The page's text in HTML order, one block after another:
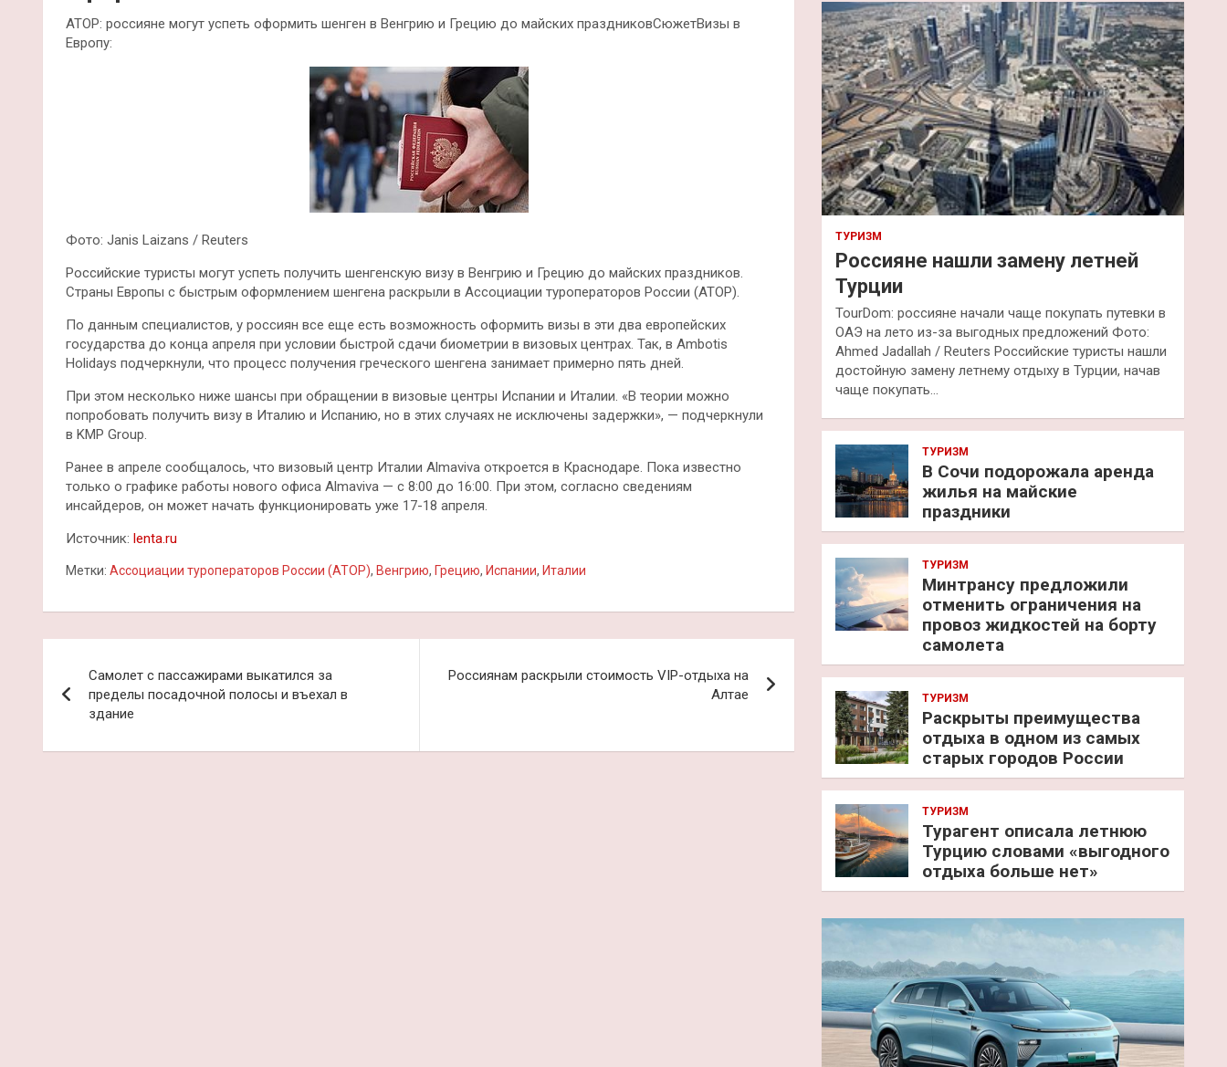
АТОР: россияне могут успеть оформить шенген в Венгрию и Грецию до майских праздниковСюжетВизы в
Европу:
Фото: Janis Laizans / Reuters
Российские туристы могут успеть получить шенгенскую визу в Венгрию и Грецию до майских праздников.
Страны Европы с быстрым оформлением шенгена раскрыли в Ассоциации туроператоров России (АТОР).
По данным специалистов, у россиян все еще есть возможность оформить визы в эти два европейских
государства до конца апреля при условии быстрой сдачи биометрии в визовых центрах. Так, в Ambotis
Holidays подчеркнули, что процесс получения греческого шенгена занимает примерно пять дней.
При этом несколько ниже шансы при обращении в визовые центры Испании и Италии. «В теории можно
попробовать получить визу в Италию и Испанию, но в этих случаях не исключены задержки», — подчеркнули
в KMP Group.
Ранее в апреле сообщалось, что визовый центр Италии Almaviva откроется в Краснодаре. Пока известно
только о графике работы нового офиса Almaviva — с 8:00 до 16:00. При этом, согласно сведениям
инсайдеров, он может начать функционировать уже 17-18 апреля.
Источник: lenta.ru
Метки: Ассоциации туроператоров России (АТОР), Венгрию, Грецию, Испании, Италии
по
записям
Самолет с пассажирами выкатился за
пределы посадочной полосы и въехал в
здание
Россиянам раскрыли стоимость VIP-отдыха на
Алтае
к
ТУРИЗМ
Россияне нашли замену летней
Турции
TourDom: россияне начали чаще покупать путевки в
ОАЭ на лето из-за выгодных предложений Фото:
Ahmed Jadallah / Reuters Российские туристы нашли
достойную замену летнему отдыху в Турции, начав
чаще покупать…
ТУРИЗМ
В Сочи подорожала аренда
жилья на майские
праздники
ТУРИЗМ
Минтрансу предложили
отменить ограничения на
провоз жидкостей на борту
самолета
ТУРИЗМ
Раскрыты преимущества
отдыха в одном из самых
старых городов России
ТУРИЗМ
Турагент описала летнюю
Турцию словами «выгодного
отдыха больше нет»